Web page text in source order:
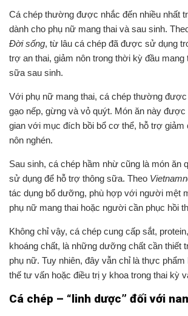
Cá chép thường được nhắc đến nhiều nhất
dành cho phụ nữ mang thai và sau sinh.
Đời sống, từ lâu cá chép đã được sử dụng
trợ an thai, giảm nôn trong thời kỳ đầu
sữa sau sinh.
Với phụ nữ mang thai, cá chép thường
gạo nếp, gừng và vỏ quýt. Món ăn này được
gian với mục đích bồi bổ cơ thể, hỗ trợ giảm
nôn nghén.
Sau sinh, cá chép hầm nhừ cũng là món ăn
sử dụng để hỗ trợ thông sữa. Theo
tác dụng bổ dưỡng, phù hợp với người mệt
phụ nữ mang thai hoặc người cần phục hồi
Không chỉ vậy, cá chép cung cấp sắt,
khoáng chất, là những dưỡng chất cần thiết
phụ nữ. Tuy nhiên, đây vẫn chỉ là thực
thế tư vấn hoặc điều trị y khoa trong thai kỳ
Cá chép – “linh dược” đối với